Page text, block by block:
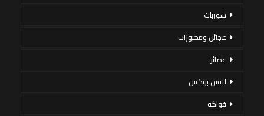
شوربات
عجائن ومخبوزات
عصائر
لانش بوكس
فواكه